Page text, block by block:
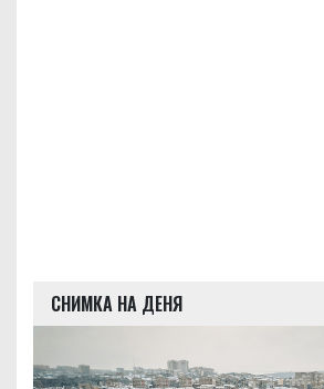
СНИМКА НА ДЕНЯ